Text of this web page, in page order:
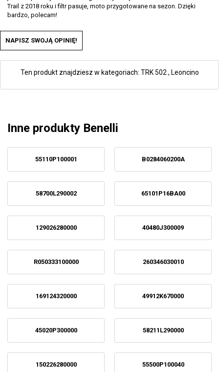
Trail z 2018 roku i filtr pasuje, moto przygotowane na sezon. Dzięki
bardzo, polecam!
NAPISZ SWOJĄ OPINIĘ!
Ten produkt znajdziesz w kategoriach: TRK 502 , Leoncino
Inne produkty Benelli
55110P100001 B0284060200A
58700L290002 65101P16BA00
129026280000 40480J300009
R050333100000 260346030010
169124320000 49912K670000
45020P300000 58211L290000
150226280000 55500P100040